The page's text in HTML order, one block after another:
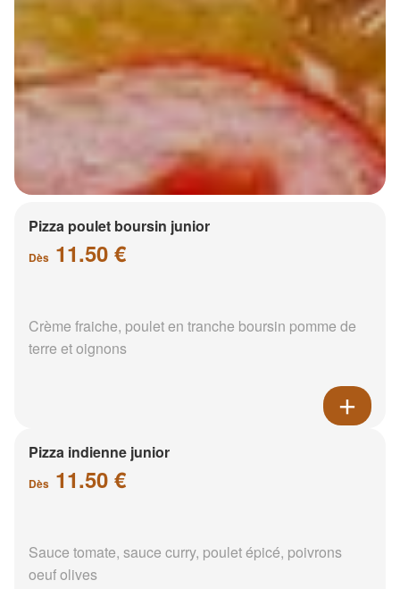
Pizza poulet boursin junior
Dès 11.50 €
Crème fraiche, poulet en tranche boursin pomme de
terre et oignons
Pizza indienne junior
Dès 11.50 €
Sauce tomate, sauce curry, poulet épicé, poivrons
oeuf olives